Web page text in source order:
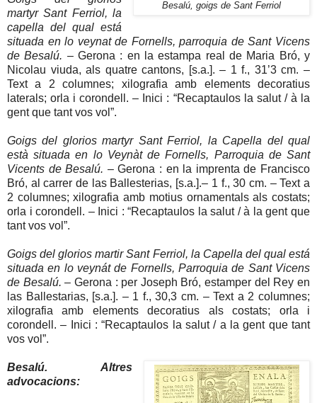
Besalú, goigs de Sant Ferriol
martyr Sant Ferriol, la
capella del qual está
situada en lo veynat de Fornells, parroquia de Sant Vicens
de Besalú. – Gerona : en la estampa real de Maria Bró, y
Nicolau viuda, als quatre cantons, [s.a.]. – 1 f., 31’3 cm. –
Text a 2 columnes; xilografia amb elements decoratius
laterals; orla i corondell. – Inici : “Recaptaulos la salut / à la
gent que tant vos vol”.
Goigs del glorios martyr Sant Ferriol, la Capella del qual
està situada en lo Veynàt de Fornells, Parroquia de Sant
Vicents de Besalú. – Gerona : en la imprenta de Francisco
Bró, al carrer de las Ballesterias, [s.a.].– 1 f., 30 cm. – Text a
2 columnes; xilografia amb motius ornamentals als costats;
orla i corondell. – Inici : “Recaptaulos la salut / à la gent que
tant vos vol”.
Goigs del glorios martir Sant Ferriol, la Capella del qual está
situada en lo veynát de Fornells, Parroquia de Sant Vicens
de Besalú. – Gerona : per Joseph Bró, estamper del Rey en
las Ballestarias, [s.a.]. – 1 f., 30,3 cm. – Text a 2 columnes;
xilografia amb elements decoratius als costats; orla i
corondell. – Inici : “Recaptaulos la salut / a la gent que tant
vos vol”.
Besalú. Altres
advocacions: